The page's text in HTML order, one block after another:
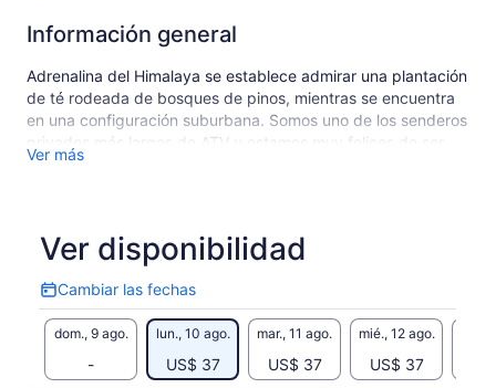
Información general
Adrenalina del Himalaya se establece admirar una plantación
de té rodeada de bosques de pinos, mientras se encuentra
en una configuración suburbana. Somos uno de los senderos
privados más largos de ATV y estamos muy felices de ser
Ver más
Ver disponibilidad
Cambiar las fechas
Cambiar
las
fechas
dom., 9 ago.
-
lun., 10 ago.
US$ 37
mar., 11 ago.
US$ 37
mié., 12 ago.
US$ 37